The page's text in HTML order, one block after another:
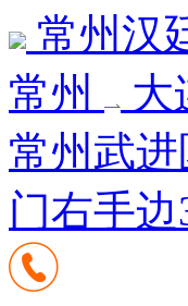
常州汉
常州
大
常州武
门右手